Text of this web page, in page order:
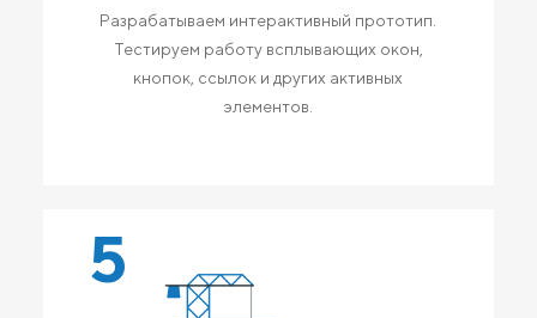
Разрабатываем интерактивный прототип.
Тестируем работу всплывающих окон,
кнопок, ссылок и других активных
элементов.
5